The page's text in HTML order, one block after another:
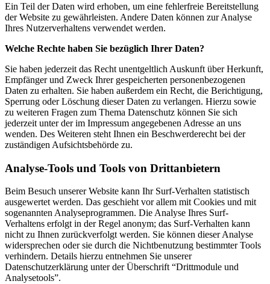
Ein Teil der Daten wird erhoben, um eine fehlerfreie Bereitstellung
der Website zu gewährleisten. Andere Daten können zur Analyse
Ihres Nutzerverhaltens verwendet werden.
Welche Rechte haben Sie bezüglich Ihrer Daten?
Sie haben jederzeit das Recht unentgeltlich Auskunft über Herkunft,
Empfänger und Zweck Ihrer gespeicherten personenbezogenen
Daten zu erhalten. Sie haben außerdem ein Recht, die Berichtigung,
Sperrung oder Löschung dieser Daten zu verlangen. Hierzu sowie
zu weiteren Fragen zum Thema Datenschutz können Sie sich
jederzeit unter der im Impressum angegebenen Adresse an uns
wenden. Des Weiteren steht Ihnen ein Beschwerderecht bei der
zuständigen Aufsichtsbehörde zu.
Analyse-Tools und Tools von Drittanbietern
Beim Besuch unserer Website kann Ihr Surf-Verhalten statistisch
ausgewertet werden. Das geschieht vor allem mit Cookies und mit
sogenannten Analyseprogrammen. Die Analyse Ihres Surf-
Verhaltens erfolgt in der Regel anonym; das Surf-Verhalten kann
nicht zu Ihnen zurückverfolgt werden. Sie können dieser Analyse
widersprechen oder sie durch die Nichtbenutzung bestimmter Tools
verhindern. Details hierzu entnehmen Sie unserer
Datenschutzerklärung unter der Überschrift “Drittmodule und
Analysetools”.